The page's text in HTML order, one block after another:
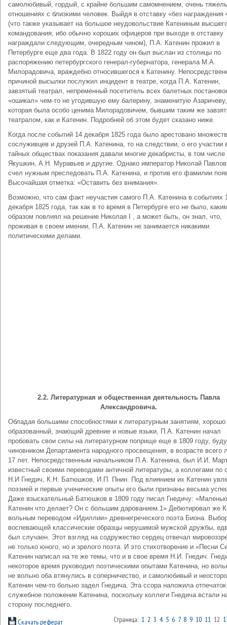
самолюбивый, гордый, с крайне большим самомнением, очень
отношениях с близкими человек. Выйдя в отставку «без награждения
(что также указывает на большое неудовольствие Катениным
командования, ибо обычно хороших офицеров при выходе в отставку
награждали следующим, очередным чином), П.А. Катенин прожил в
Петербурге еще два года. В 1822 году он был выслан из столицы по
распоряжению петербургского генерал-губернатора, генерала М.А.
Милорадовича, враждебно относившегося к Катенину.
причиной высылки послужил инцидент в театре, когда П.А. Катенин,
завзятый театрал, непременный посетитель всех балетных
«ошикал» чем-то не угодившую ему балерину, знаменитую Азаричеву,
которая была особо ценима Милорадовичем, бывшим таким же
театралом, как и Катенин. Подробней об этом будет сказано ниже.
Когда после событий 14 декабря 1825 года было арестовано
сослуживцев и друзей П.А. Катенина, то на следствии, о его участии
тайных обществах показания давали многие декабристы, в том
Якушкин, А.Н. Муравьев и другие. Однако император Николай
счел нужным преследовать П.А. Катенина, и против его фамилии
Высочайшая отметка: «Оставить без внимания».
Возможно, что сам факт неучастия самого П.А. Катенина в событиях
декабря 1825 года, так как в то время в Петербурге его не было,
образом повлиял на решение Николая I , а может быть, он знал, что,
проживая в своем имении, П.А. Катенин не занимается никакими
политическими делами.
2.2. Литературная и общественная деятельность Павла
Александровича.
Обладая большими способностями к литературным занятиям, хорошо
образованный, знающий древние и новые языки, П.А. Катенин начал
пробовать свои силы на литературном поприще еще в 1809 году,
чиновником Департамента народного просвещения, в возрасте всего
17 лет. Непосредственным начальником П.А. Катенина, был И.И.
известный своими переводами античной литературы, а коллегами по
Н.И Гнедич, К.Н. Батюшков, И.П. Пнин. Под влиянием их Катенин
поэзией и первые ученические опыты его были признаны весьма
Даже взыскательный Батюшков в 1809 году писал Гнедичу:
Катенин что делает? Он с большим дарованием.1» Дебютировал же
вольным переводом «Идиллии» древнегреческого поэта Биона.
воспевающей классические образцы нерушимой мужской дружбы,
был случаен. Этот взгляд на содружество сердец отвечал
не только юного, но и зрелого поэта. И это стихотворение и «Песни
Катенин написал на те же темы, что и в свое время Н.И. Гнедич.
некоторое время руководил поэтическими опытами Катенина, но
не вольно оба втянулись в соперничество, и самолюбивый и
Катенин чем-то больно задел Гнедича. Эта ссора наложила
служебное положение Катенина, поскольку коллеги Гнедича встали
сторону последнего.
Скачать реферат Страница: 1 2 3 4 5 6 7 8 9 10 11 12